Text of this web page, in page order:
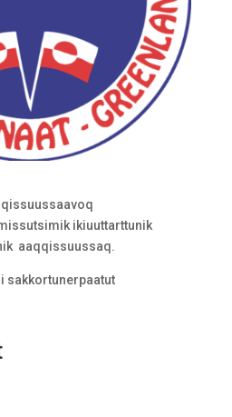
ikiuuttarttunik
aaqqissuussaq.
sakkortunerpaatut